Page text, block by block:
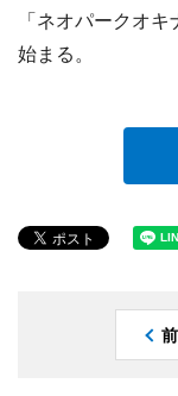
「ネオパークオ
始まる。